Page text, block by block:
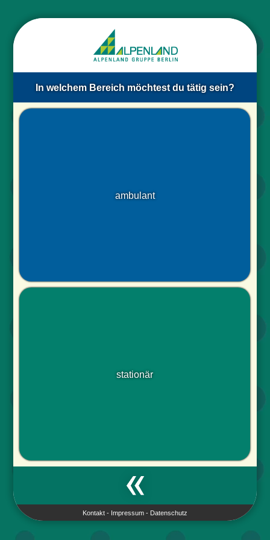
In welchem Bereich möchtest du tätig sein?
ambulant
stationär
Kontakt- Impressum- Datenschutz